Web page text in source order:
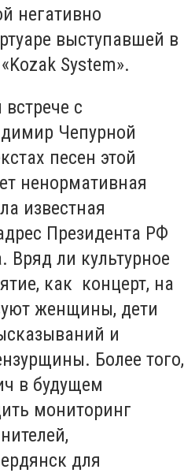
негативно
выступавшей в
System».
с
Чепурной
песен этой
ненормативная
известная
Президента РФ
ли культурное
как концерт, на
женщины, дети
и
Более того,
в будущем
мониторинг
для